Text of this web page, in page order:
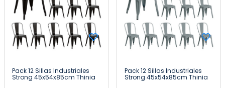
Pack 12 Sillas Industriales
Strong 45x54x85cm Thinia
Home
Pack 12 Sillas Industriales
Strong 45x54x85cm Thinia
Home